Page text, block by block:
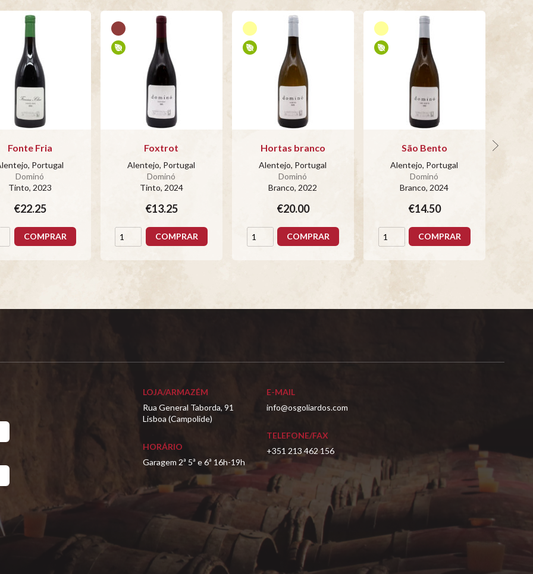
Fonte Fria
Portugal
Dominó
Tinto, 2023
€22.25
COMPRAR
Foxtrot
Alentejo, Portugal
Dominó
Tinto, 2024
€13.25
COMPRAR
Hortas branco
Alentejo, Portugal
Dominó
Branco, 2022
€20.00
COMPRAR
São Bento
Alentejo, Portugal
Dominó
Branco, 2024
€14.50
COMPRAR
LOJA/ARMAZÉM
Rua General Taborda, 91
Lisboa (Campolide)
HORÁRIO
Garagem 2ª 5ª e 6ª 16h-19h
E-MAIL
info@osgoliardos.com
TELEFONE/FAX
+351 213 462 156